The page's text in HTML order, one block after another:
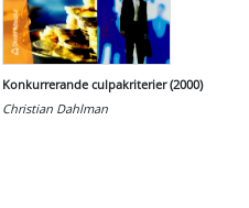
Konkurrerande culpakriterier (2000)
Christian Dahlman